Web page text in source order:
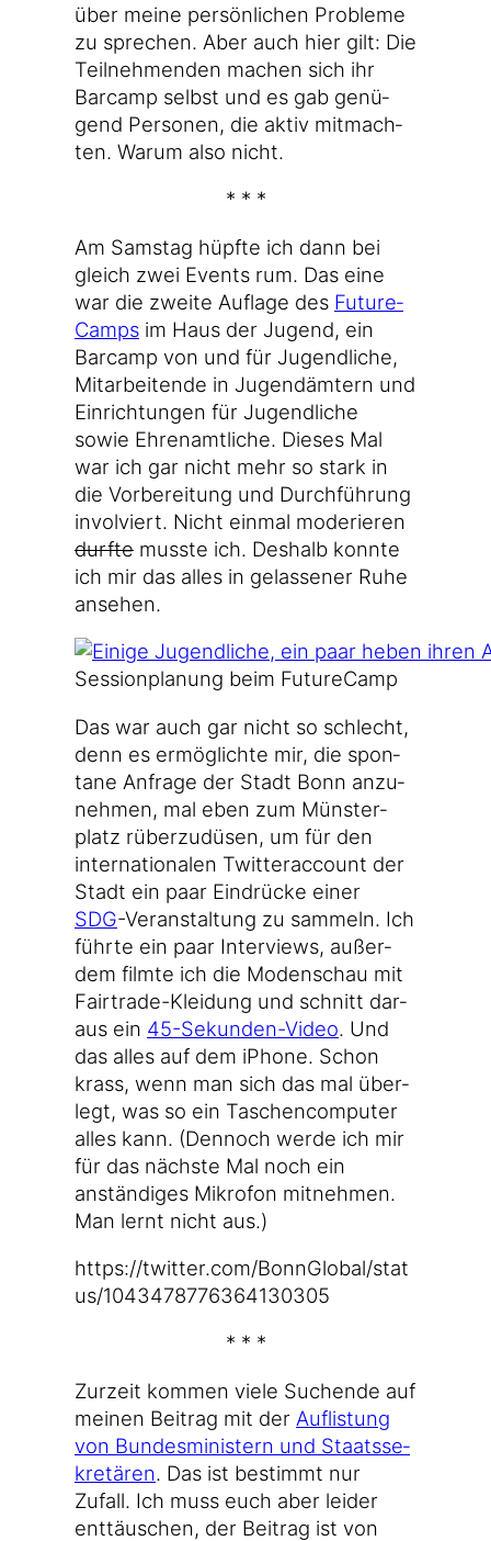
über mei­ne per­sön­li­chen Pro­ble­me
zu spre­chen. Aber auch hier gilt: Die
Teil­neh­men­den machen sich ihr
Bar­camp selbst und es gab genü­
gend Per­so­nen, die aktiv mit­mach­
ten. War­um also nicht.
* * *
Am Sams­tag hüpf­te ich dann bei
gleich zwei Events rum. Das eine
war die zwei­te Auf­la­ge des Future­
Camps im Haus der Jugend, ein
Bar­camp von und für Jugend­li­che,
Mit­ar­bei­ten­de in Jugend­äm­tern und
Ein­rich­tun­gen für Jugend­li­che
sowie Ehren­amt­li­che. Die­ses Mal
war ich gar nicht mehr so stark in
die Vor­be­rei­tung und Durch­füh­rung
invol­viert. Nicht ein­mal mode­rie­ren
durf­te muss­te ich. Des­halb konn­te
ich mir das alles in gelas­se­ner Ruhe
ansehen.
Ses­si­onpla­nung beim FutureCamp
Das war auch gar nicht so schlecht,
denn es ermög­lich­te mir, die spon­
ta­ne Anfra­ge der Stadt Bonn anzu­
neh­men, mal eben zum Müns­ter­
platz rüber­zu­dü­sen, um für den
inter­na­tio­na­len Twit­ter­ac­count der
Stadt ein paar Ein­drü­cke einer
SDG-Ver­an­stal­tung zu sam­meln. Ich
führ­te ein paar Inter­views, außer­
dem film­te ich die Moden­schau mit
Fairtrade-Kleidung und schnitt dar­
aus ein 45-Sekunden-Video. Und
das alles auf dem iPho­ne. Schon
krass, wenn man sich das mal über­
legt, was so ein Taschen­com­pu­ter
alles kann. (Den­noch wer­de ich mir
für das nächs­te Mal noch ein
anstän­di­ges Mikro­fon mit­neh­men.
Man lernt nicht aus.)
https://​twit​ter​.com/​B​o​n​n​G​l​o​b​a​l​/​s​t​a​t​
u​s​/​1​0​4​3​4​7​8​7​7​6​3​6​4​1​3​0​305
* * *
Zur­zeit kom­men vie­le Suchen­de auf
mei­nen Bei­trag mit der Auf­lis­tung
von Bun­des­mi­nis­tern und Staats­se­
kre­tä­ren. Das ist bestimmt nur
Zufall. Ich muss euch aber lei­der
ent­täu­schen, der Bei­trag ist von